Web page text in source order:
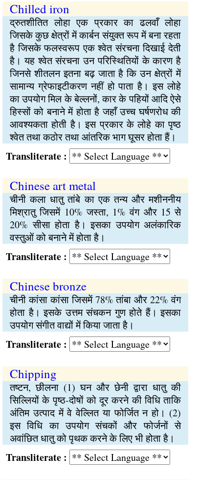
Chilled iron
द्रुतशीतित लोहा एक प्रकार का ढलवाँ लोहा
जिसके कुछ क्षेत्रों में कार्बन संयुक्त रूप में बना रहता
है जिसके फलस्वरूप एक श्वेत संरचना दिखाई देती
है। यह श्वेत संरचना उन परिस्थितियों के कारण है
जिनसे शीतलन इतना बढ़ जाता है कि उन क्षेत्रों में
सामान्य ग्रेफाइटीकरण नहीं हो पाता है। इस लोहे
का उपयोग मिल के बेल्लनों, कार के पहियों आदि ऐसे
हिस्सों को बनाने में होता है जहाँ उच्च घर्षणरोध की
आवश्यकता होती है। इस प्रकार के लोहे का पृष्ठ
श्वेत तथा कठोर तथा आंतरिक भाग घूसर होता हैं।
:
Chinese art metal
चीनी कला धातु तांबे का एक तन्य और मशीननीय
मिश्रातु जिसमें 10% जस्ता, 1% वंग और 15 से
20% सीसा होता है। इसका उपयोग अलंकारिक
वस्तुओं को बनाने में होता है।
:
Chinese bronze
चीनी कांसा कांसा जिसमें 78% तांबा और 22% वंग
होता है। इसके उत्तम संचकन गुण होते हैं। इसका
उपयोग संगीत वाद्यों में किया जाता है।
:
Chipping
तष्टन, छीलना (1) घन और छेनी द्वारा धातु की
सिल्लियों के पृष्ठ-दोषों को दूर करने की विधि ताकि
अंतिम उत्पाद में वे वेल्लित या फोर्जित न हो। (2)
इस विधि का उपयोग संचकों और फोर्जनों से
अवांछित धातु को पृथक करने के लिए भी होता है।
: